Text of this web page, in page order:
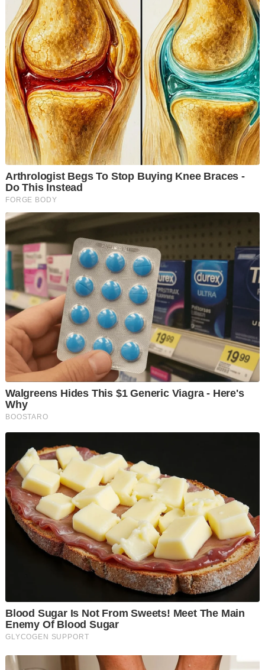
Menurut sumber, pelakon wanita itu yang juga pernah
menyertai rancangan realiti nyanyian ditahan di dalam salah
satu bilik VIP bersama beberapa individu lain.
"Ujian saringan awal ke atas pelakon berusia 40 tahun terbabit
mendapati positif amphetamine, methamphetamine dan
ketamin.
"Hasil pemeriksaan juga mendapati premis terbabit gagal
mengemukakan lesen perniagaan yang sah," katanya.
Sumber berkata, dalam serbuan itu seramai 14 orang ditahan
"Difahamkan ketika serbuan juga ada yang mempunyai rekod
jenayah lampau dan masih dikehendaki.
"Premis terbabit juga menjual minuman keras tanpa lesen dan
kesemua mereka kemudian dibawa ke IPD Dang Wangi untuk
tindakan selanjutnya," katanya.
Terdahulu media melaporkan Ketua Polis Daerah Dang Wangi,
Asisten Komisioner Sazalee Adam mengesahkan penahanan
itu.
"Saya sahkan (penahanan) dan masih dalam siasatan," katanya